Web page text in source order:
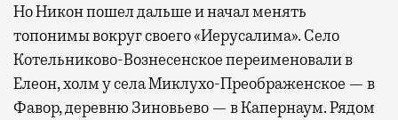
Но Никон пошел дальше и начал менять
топонимы вокруг своего «Иерусалима». Село
Котельниково-Вознесенское переименовали в
Елеон, холм у села Миклухо-Преображенское — в
Фавор, деревню Зиновьево — в Капернаум. Рядом